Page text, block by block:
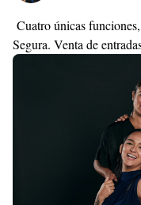
Premium
By
Raushan
Cuatro únicas
Segura. Venta de